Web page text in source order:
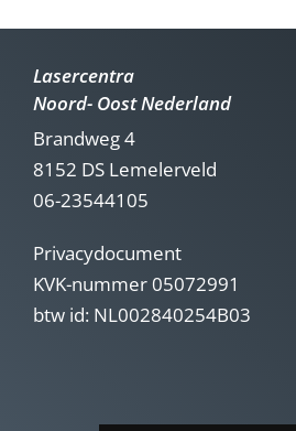
Lasercentra
Noord- Oost Nederland
Brandweg 4
8152 DS Lemelerveld
06-23544105
Privacydocument
KVK-nummer 05072991
btw id: NL002840254B03